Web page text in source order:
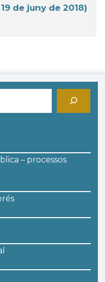
de juny de 2018)
– processos